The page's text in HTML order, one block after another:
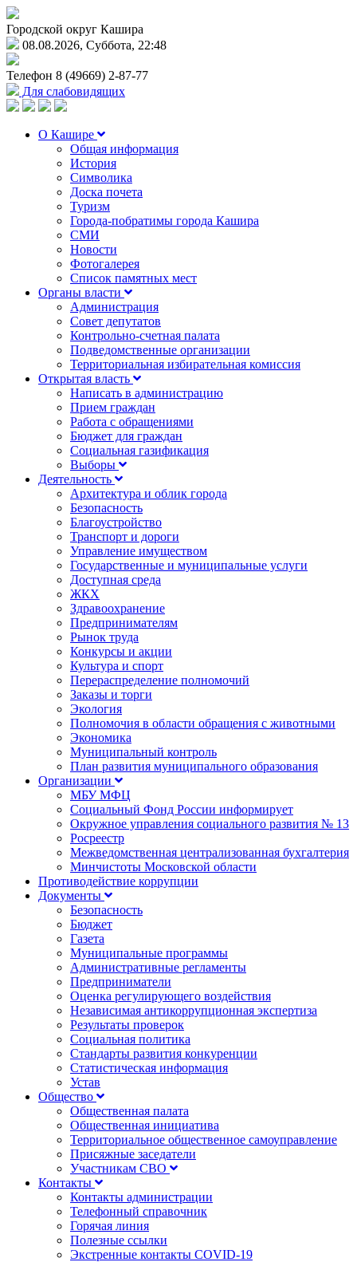
Городской округ Кашира
08.08.2026, Суббота, 22:48
Телефон 8 (49669) 2-87-77
Для слабовидящих
О Кашире
Общая информация
История
Символика
Доска почета
Туризм
Города-побратимы города Кашира
СМИ
Новости
Фотогалерея
Список памятных мест
Органы власти
Администрация
Совет депутатов
Контрольно-счетная палата
Подведомственные организации
Территориальная избирательная комиссия
Открытая власть
Написать в администрацию
Прием граждан
Работа с обращениями
Бюджет для граждан
Социальная газификация
Выборы
Деятельность
Архитектура и облик города
Безопасность
Благоустройство
Транспорт и дороги
Управление имуществом
Государственные и муниципальные услуги
Доступная среда
ЖКХ
Здравоохранение
Предпринимателям
Рынок труда
Конкурсы и акции
Культура и спорт
Перераспределение полномочий
Заказы и торги
Экология
Полномочия в области обращения с животными
Экономика
Муниципальный контроль
План развития муниципального образования
Организации
МБУ МФЦ
Социальный Фонд России информирует
Окружное управления социального развития № 13
Росреестр
Межведомственная централизованная бухгалтерия
Минчистоты Московской области
Противодействие коррупции
Документы
Безопасность
Бюджет
Газета
Муниципальные программы
Административные регламенты
Предприниматели
Оценка регулирующего воздействия
Независимая антикоррупционная экспертиза
Результаты проверок
Социальная политика
Стандарты развития конкуренции
Статистическая информация
Устав
Общество
Общественная палата
Общественная инициатива
Территориальное общественное самоуправление
Присяжные заседатели
Участникам СВО
Контакты
Контакты администрации
Телефонный справочник
Горячая линия
Полезные ссылки
Экстренные контакты COVID-19